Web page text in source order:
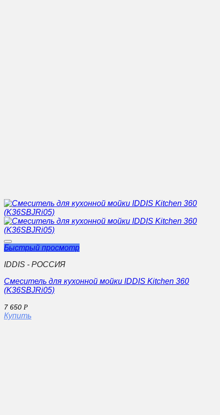
Быстрый просмотр
IDDIS - РОССИЯ
Смеситель для кухонной мойки IDDIS Kitchen 360
(K36SBJRi05)
7 650 Р
Купить